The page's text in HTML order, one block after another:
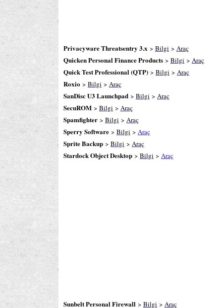
Privacyware Threatsentry 3.x > Bilgi > Araç
Quicken Personal Finance Products > Bilgi > Araç
Quick Test Professional (QTP) > Bilgi > Araç
Roxio > Bilgi > Araç
SanDisc U3 Launchpad > Bilgi > Araç
SecuROM > Bilgi > Araç
Spamfighter > Bilgi > Araç
Sperry Software > Bilgi > Araç
Sprite Backup > Bilgi > Araç
Stardock Object Desktop > Bilgi > Araç
Sunbelt Personal Firewall > Bilgi > Araç